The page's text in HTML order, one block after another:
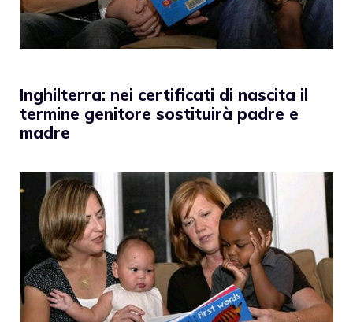
Inghilterra: nei certificati di nascita il
termine genitore sostituirà padre e
madre